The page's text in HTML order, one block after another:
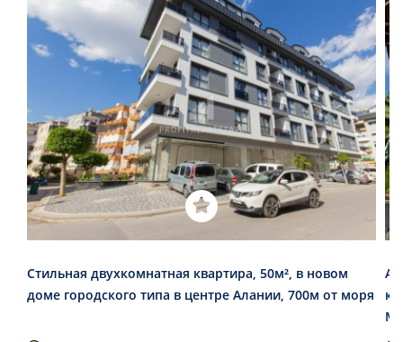
Стильная двухкомнатная квартира, 50м², в новом
доме городского типа в центре Алании, 700м от моря